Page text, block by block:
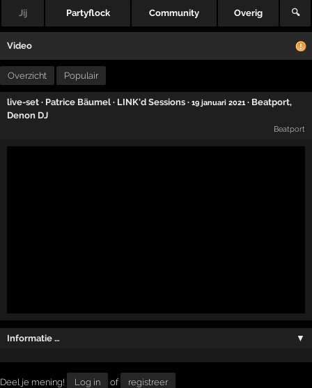
Jij Partyflock Community Overig 🔍
Video
Overzicht Populair
live-set · Patrice Bäumel · LINK'd Sessions ·19 januari 2021· Beatport,
Denon DJ
Beatport
Informatie … ▼
Deel je mening! Log in of registreer